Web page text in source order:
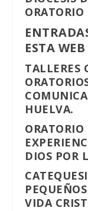
ORATORIO
ESTA WEB
TALLERES
HUELVA.
DIOS POR
VIDA